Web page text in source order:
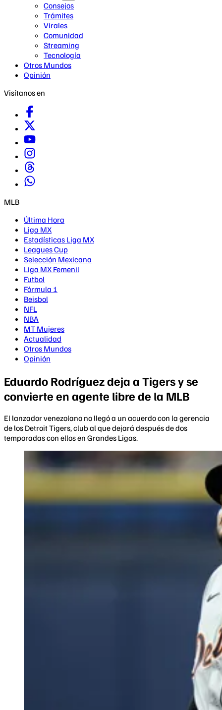
Consejos
Trámites
Virales
Comunidad
Streaming
Tecnología
Otros Mundos
Opinión
Visítanos en
MLB
Última Hora
Liga MX
Estadísticas Liga MX
Leagues Cup
Selección Mexicana
Liga MX Femenil
Futbol
Fórmula 1
Beisbol
NFL
NBA
MT Mujeres
Actualidad
Otros Mundos
Opinión
Eduardo Rodríguez deja a Tigers y se
convierte en agente libre de la MLB
El lanzador venezolano no llegó a un acuerdo con la gerencia
de los Detroit Tigers, club al que dejará después de dos
temporadas con ellos en Grandes Ligas.